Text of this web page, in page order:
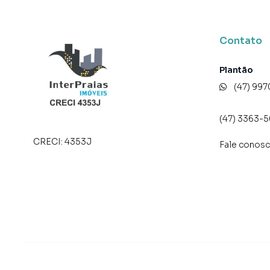
> Entrada + saldo parcelado em até 36 vezes
> Para mais informações, consulte um de
AGENDE JÁ SUA VISITA!
O valor do imóvel poderá sofrer alteração sem
Apartamento para Venda em região
CRECI: 4353J
Contato
Plantão
(47)
(47) 3363-
Fale